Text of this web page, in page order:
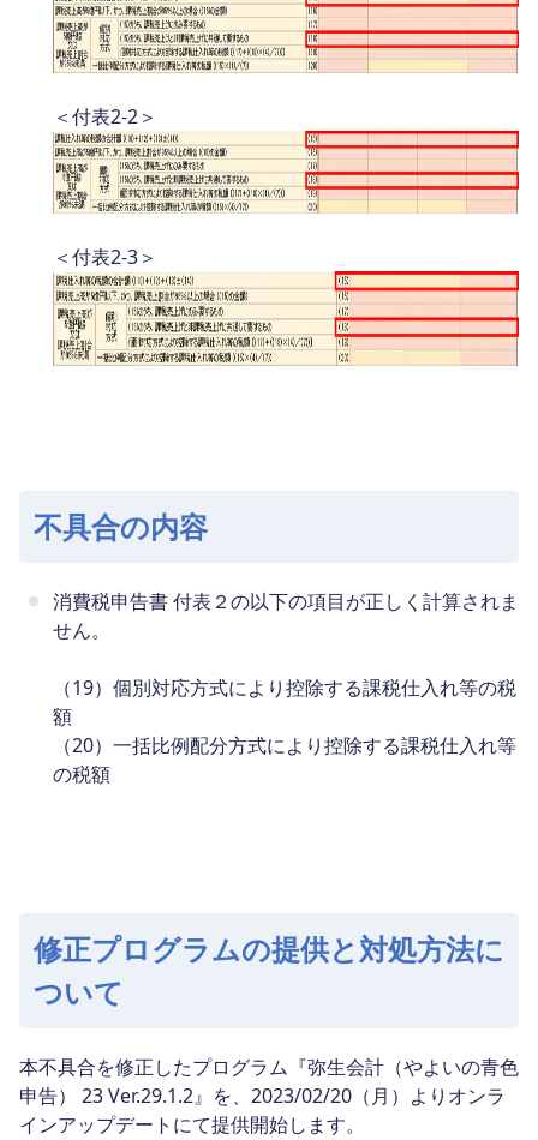
＜付表2-2＞
＜付表2-3＞
不具合の内容
消費税申告書 付表２の以下の項目が正しく計算されま
せん。
（19）個別対応方式により控除する課税仕入れ等の税
額
（20）一括比例配分方式により控除する課税仕入れ等
の税額
修正プログラムの提供と対処方法に
ついて
本不具合を修正したプログラム『弥生会計（やよいの青色
申告） 23 Ver.29.1.2』を、2023/02/20（月）よりオンラ
インアップデートにて提供開始します。